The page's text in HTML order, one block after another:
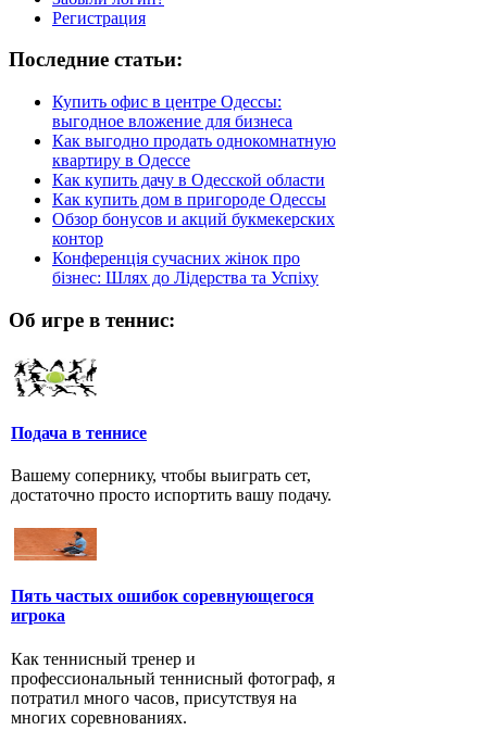
Регистрация
Последние статьи:
Купить офис в центре Одессы:
выгодное вложение для бизнеса
Как выгодно продать однокомнатную
квартиру в Одессе
Как купить дачу в Одесской области
Как купить дом в пригороде Одессы
Обзор бонусов и акций букмекерских
контор
Конференція сучасних жінок про
бізнес: Шлях до Лідерства та Успіху
Об игре в теннис:
Подача в теннисе
Вашему сопернику, чтобы выиграть сет,
достаточно просто испортить вашу подачу.
Пять частых ошибок соревнующегося
игрока
Как теннисный тренер и
профессиональный теннисный фотограф, я
потратил много часов, присутствуя на
многих соревнованиях.